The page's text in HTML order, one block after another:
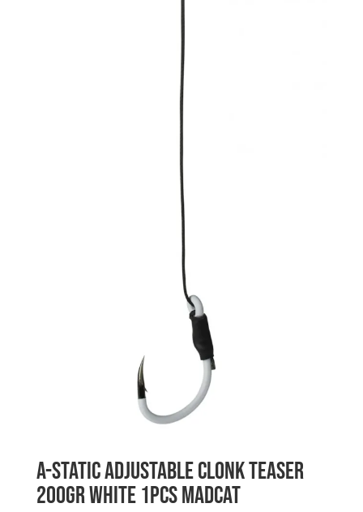
A-STATIC ADJUSTABLE CLONK TEASER
200gr WHITE 1pcs MADCAT